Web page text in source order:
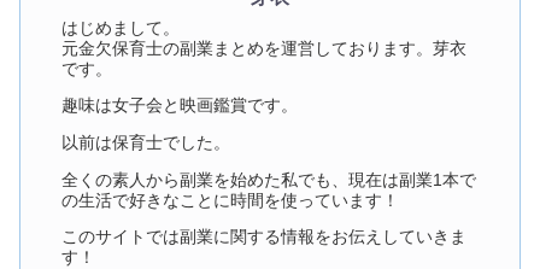
はじめまして。
元金欠保育士の副業まとめを運営しております。芽衣
です。
趣味は女子会と映画鑑賞です。
以前は保育士でした。
全くの素人から副業を始めた私でも、現在は副業1本で
の生活で好きなことに時間を使っています！
このサイトでは副業に関する情報をお伝えしていきま
す！